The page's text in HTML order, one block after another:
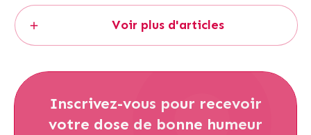
Voir plus d'articles
Inscrivez-vous pour recevoir
votre dose de bonne humeur